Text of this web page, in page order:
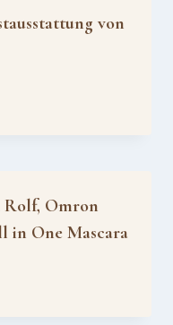
von
Rolf, Omron
in One Mascara